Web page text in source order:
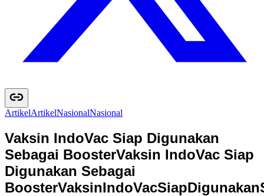
ArtikelArtikelNasionalNasional
Vaksin IndoVac Siap Digunakan
Sebagai BoosterVaksin IndoVac Siap
Digunakan Sebagai
BoosterVaksinIndoVacSiapDigunakan